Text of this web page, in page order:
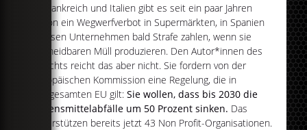
In Frankreich und Italien gibt es seit ein paar Jahren
schon ein Wegwerfverbot in Supermärkten, in Spanien
müssen Unternehmen bald Strafe zahlen, wenn sie
vermeidbaren Müll produzieren. Den Autor*innen des
Berichts reicht das aber nicht. Sie fordern von der
Europäischen Kommission eine Regelung, die in
der gesamten EU gilt:Sie wollen, dass bis 2030 die
Lebensmittelabfälle um 50 Prozent sinken. Das
unterstützen bereits jetzt 43 Non Profit-Organisationen.